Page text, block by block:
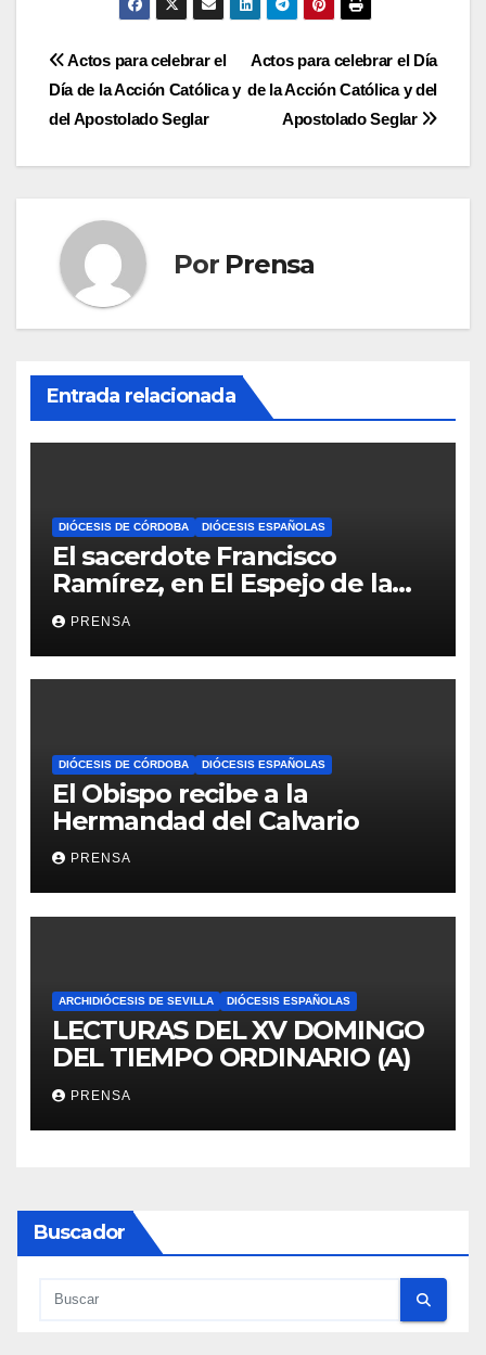
Navegación
de
entradas
Actos para celebrar el Día
de la Acción Católica y del
Apostolado Seglar
Actos para celebrar el
Día de la Acción Católica y
del Apostolado Seglar
Por Prensa
Entrada relacionada
DIÓCESIS DE CÓRDOBA DIÓCESIS ESPAÑOLAS
El sacerdote Francisco
Ramírez, en El Espejo de la
Iglesia
PRENSA
DIÓCESIS DE CÓRDOBA DIÓCESIS ESPAÑOLAS
El Obispo recibe a la
Hermandad del Calvario
PRENSA
ARCHIDIÓCESIS DE SEVILLA DIÓCESIS ESPAÑOLAS
LECTURAS DEL XV DOMINGO
DEL TIEMPO ORDINARIO (A)
PRENSA
Buscador